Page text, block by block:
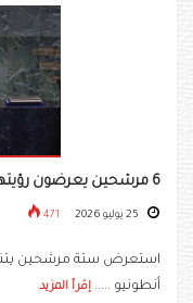
6 مرشحين يعرضون رؤيتهم لخلافة الأمين العام للأمم المتحدة
471
استعرض ستة مرشحين
أنطونيو ..... إقرأ المزيد